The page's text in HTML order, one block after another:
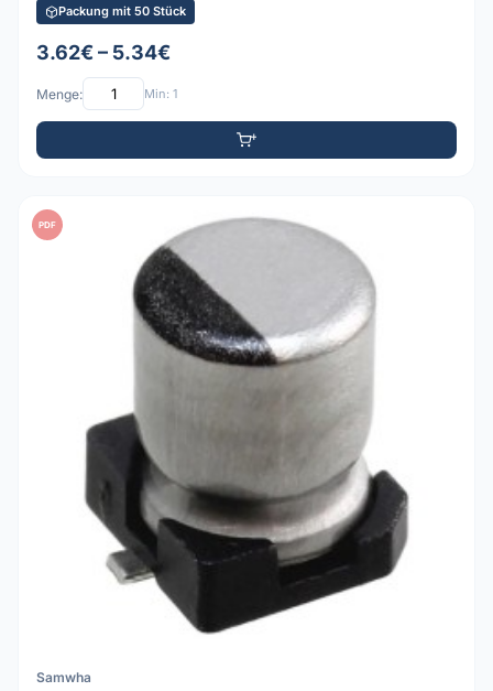
Packung mit 50 Stück
3.62€ – 5.34€
Menge: Min: 1
PDF
Samwha